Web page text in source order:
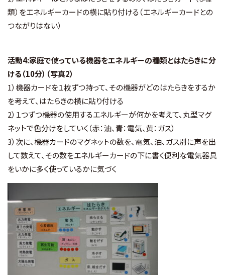
類）をエネルギーカードの横に貼り付ける（エネルギーカードとの
つながりはない）
活動4:家庭で使っている機器をエネルギーの種類とはたらきに分
ける（10分）（写真2）
1）機器カードを１枚ずつ持って、その機器がどのはたらきをするか
を考えて、はたらきの横に貼り付ける
2）１つずつ機器の使用するエネルギーが何かを考えて、丸型マグ
ネットで色分けをしていく（赤：油、青：電気、黄：ガス）
3）次に、機器カードのマグネットの数を、電気、油、ガス別に声を出
して数えて、その数をエネルギーカードの下に書く便利な電気器具
をいかに多く使っているかに気づく